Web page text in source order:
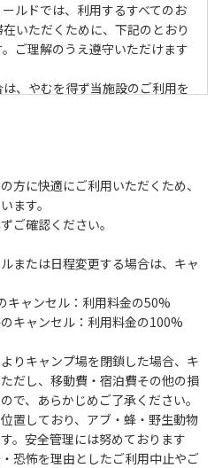
ルドでは、利用するすべてのお
いただくために、下記のとおり
ご理解のうえ遵守いただけます
、やむを得ず当施設のご利用を
に禁止事項】
独での行動はご遠慮ください。
ないでください。
用は禁止です。
）や他人に嫌悪感を与えるよう
焚き火、BBQ、キャンプファ
をお願いいたします。
ントは張らないでください。（タ
は全てお持ち帰りください。（使
捨てられます。）
で起きた金品等の盗難、ご利用
方に快適にご利用いただくため、
ます。
ご確認ください。
または日程変更する場合は、キャ
キャンセル：利用料金の50%
キャンセル：利用料金の100%
りキャンプ場を閉鎖した場合、キ
だし、移動費・宿泊費その他の損
で、あらかじめご了承ください。
置しており、アブ・蜂・野生動物
。安全管理には努めております
恐怖を理由としたご利用中止やご